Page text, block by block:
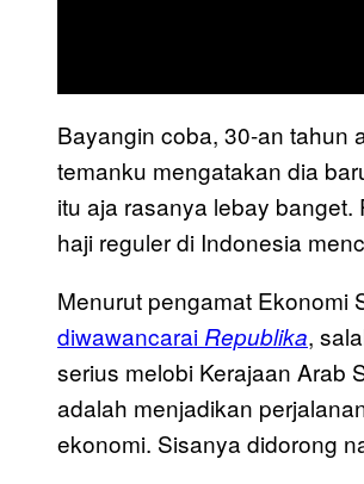
Bayangin coba, 30-an tahun
temanku mengatakan dia
itu aja rasanya lebay
haji reguler di Indonesia
Menurut pengamat Ekonomi
diwawancarai Republika,
serius melobi Kerajaan Arab
adalah menjadikan
ekonomi. Sisanya didorong